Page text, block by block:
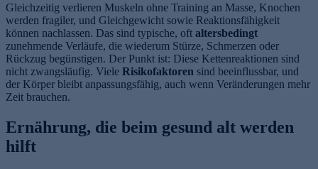
Gleichzeitig verlieren Muskeln ohne Training an Masse, Knochen
werden fragiler, und Gleichgewicht sowie Reaktionsfähigkeit
können nachlassen. Das sind typische, oft altersbedingt
zunehmende Verläufe, die wiederum Stürze, Schmerzen oder
Rückzug begünstigen. Der Punkt ist: Diese Kettenreaktionen sind
nicht zwangsläufig. Viele Risikofaktoren sind beeinflussbar, und
der Körper bleibt anpassungsfähig, auch wenn Veränderungen mehr
Zeit brauchen.
Ernährung, die beim gesund alt werden
hilft